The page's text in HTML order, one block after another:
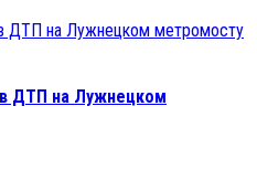
ДТП на Лужнецком